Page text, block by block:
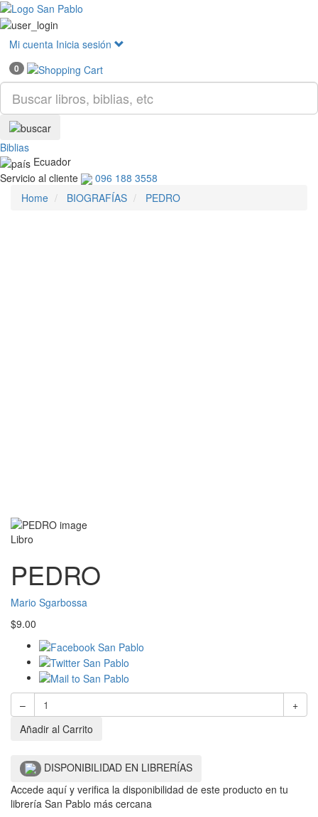
Mi cuenta Inicia sesión
0
Biblias
Ecuador
Servicio al cliente
096 188 3558
Home
BIOGRAFÍAS PEDRO
Libro
PEDRO
Mario Sgarbossa
$9.00
–
+
Añadir al Carrito
DISPONIBILIDAD EN LIBRERÍAS
Accede aquí y verifica la disponibilidad de este producto en tu
librería San Pablo más cercana